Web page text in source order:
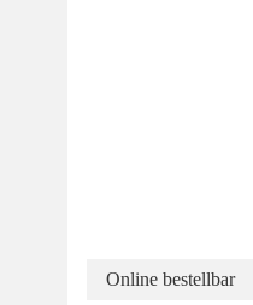
Online bestellbar